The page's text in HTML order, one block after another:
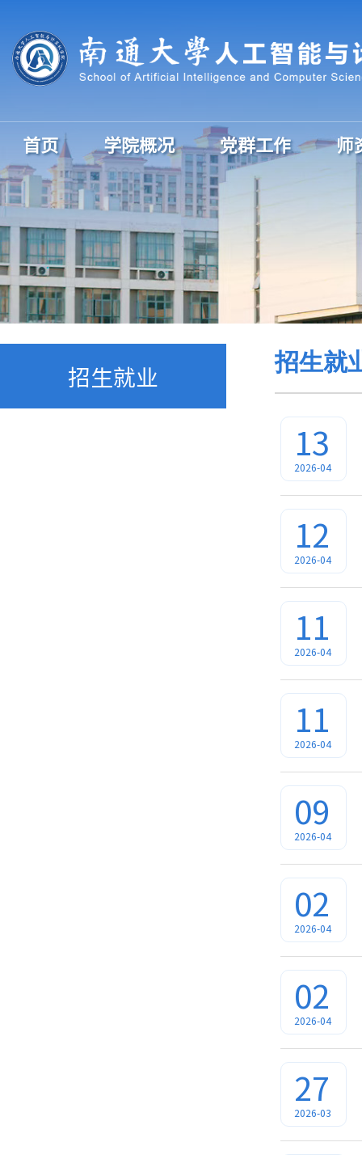
首页 学院概况 党群工作 师
招生就业 招生就
13
2026-04
12
2026-04
11
2026-04
11
2026-04
09
2026-04
02
2026-04
02
2026-04
27
2026-03